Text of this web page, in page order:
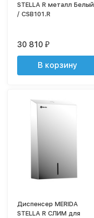
STELLA R металл Белый
/ CSB101.R
30 810₽
В корзину
Диспенсер MERIDA
STELLA R СЛИМ для